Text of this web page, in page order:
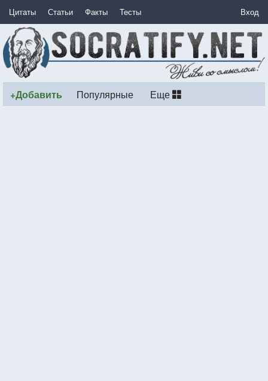
Цитаты Статьи Факты Тесты Вход
+Добавить Популярные Еще